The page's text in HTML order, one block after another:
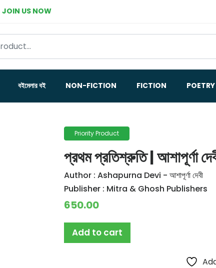
JOIN US NOW
বইমেলার বই NON-FICTION FICTION POETRY
Priority Product
প্রথম প্রতিশ্রুতি | আশাপূর্ণা
Author : Ashapurna Devi - আশাপূর্ণা দেবী
Publisher : Mitra & Ghosh Publishers
650.00
Add to cart